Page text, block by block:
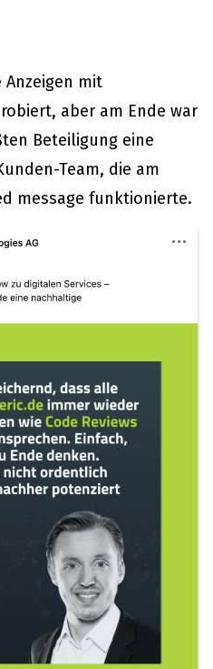
Anzeigen mit
aber am Ende war
Beteiligung eine
Team, die am
message funktionierte.